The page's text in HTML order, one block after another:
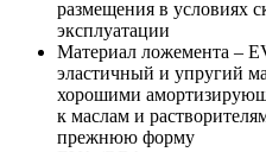
размещения в условиях
эксплуатации
Материал ложемента –
эластичный и упругий
хорошими
к маслам и
прежнюю форму